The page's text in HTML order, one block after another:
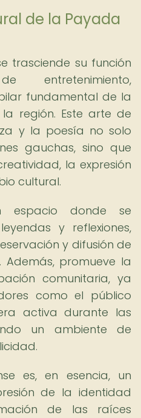
de la Payada
trasciende su función
fundamental de la
región. Este arte de
y la poesía no solo
gauchas, sino que
la expresión
cultural.
donde se
y reflexiones,
y difusión de
promueve la
comunitaria, ya
como el público
activa durante las
un ambiente de
es, en esencia, un
de la identidad
de las raíces